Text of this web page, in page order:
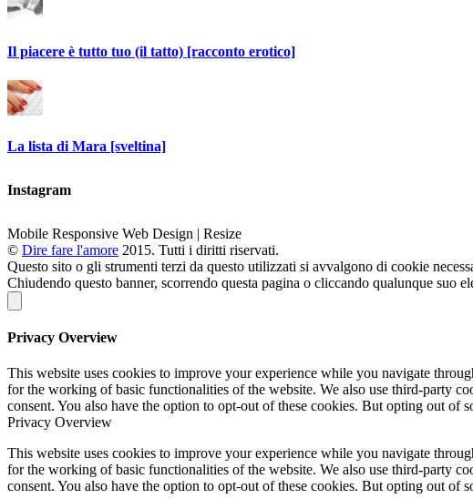
Il piacere è tutto tuo (il tatto) [racconto erotico]
La lista di Mara [sveltina]
Instagram
Mobile Responsive Web Design | Resize
© Dire fare l'amore 2015. Tutti i diritti riservati.
Questo sito o gli strumenti terzi da questo utilizzati si avvalgono di cookie
Chiudendo questo banner, scorrendo questa pagina o cliccando qualunque suo
Privacy Overview
This website uses cookies to improve your experience while you navigate
for the working of basic functionalities of the website. We also use third-party
consent. You also have the option to opt-out of these cookies. But opting out of
Privacy Overview
This website uses cookies to improve your experience while you navigate
for the working of basic functionalities of the website. We also use third-party
consent. You also have the option to opt-out of these cookies. But opting out of